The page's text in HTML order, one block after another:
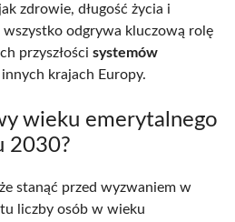
zdrowie, długość życia i
wszystko odgrywa kluczową rolę
przyszłości systemów
krajach Europy.
wieku emerytalnego
2030?
stanąć przed wyzwaniem w
liczby osób w wieku